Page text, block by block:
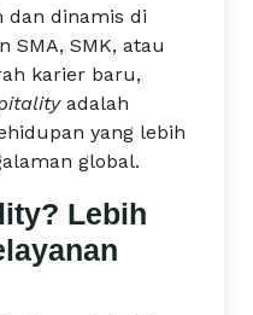
dan dinamis di
SMA, SMK, atau
karier baru,
adalah
yang lebih
global.
Lebih